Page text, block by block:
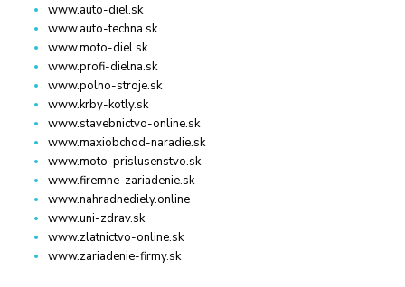
www.auto-diel.sk
www.auto-techna.sk
www.moto-diel.sk
www.profi-dielna.sk
www.polno-stroje.sk
www.krby-kotly.sk
www.stavebnictvo-online.sk
www.maxiobchod-naradie.sk
www.moto-prislusenstvo.sk
www.firemne-zariadenie.sk
www.nahradnediely.online
www.uni-zdrav.sk
www.zlatnictvo-online.sk
www.zariadenie-firmy.sk